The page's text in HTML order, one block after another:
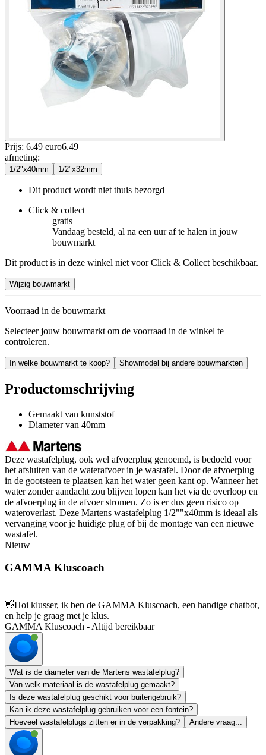
Prijs: 6.49 euro6.49
afmeting:
1/2"x40mm 1/2"x32mm
Dit product wordt niet thuis bezorgd
Click & collect
gratis
Vandaag besteld, al na een uur af te halen in jouw
bouwmarkt
Dit product is in deze winkel niet voor Click & Collect beschikbaar.
Wijzig bouwmarkt
Voorraad in de bouwmarkt
Selecteer jouw bouwmarkt om de voorraad in de winkel te
controleren.
In welke bouwmarkt te koop? Showmodel bij andere bouwmarkten
Productomschrijving
Gemaakt van kunststof
Diameter van 40mm
Deze wastafelplug, ook wel afvoerplug genoemd, is bedoeld voor
het afsluiten van de waterafvoer in je wastafel. Door de afvoerplug
in de gootsteen te plaatsen kan het water geen kant op. Wanneer het
water zonder aandacht zou blijven lopen kan het via de overloop en
de afvoerplug in de afvoer stromen. Zo is er dus geen risico op
wateroverlast. Deze Martens wastafelplug 1/2""x40mm is ideaal als
vervanging voor je huidige plug of bij de montage van een nieuwe
wastafel.
Nieuw
GAMMA Kluscoach
👋Hoi klusser, ik ben de GAMMA Kluscoach, een handige chatbot,
en help je graag met je klus.
GAMMA Kluscoach - Altijd bereikbaar
Wat is de diameter van de Martens wastafelplug?
Van welk materiaal is de wastafelplug gemaakt?
Is deze wastafelplug geschikt voor buitengebruik?
Kan ik deze wastafelplug gebruiken voor een fontein?
Hoeveel wastafelplugs zitten er in de verpakking?
Andere vraag...